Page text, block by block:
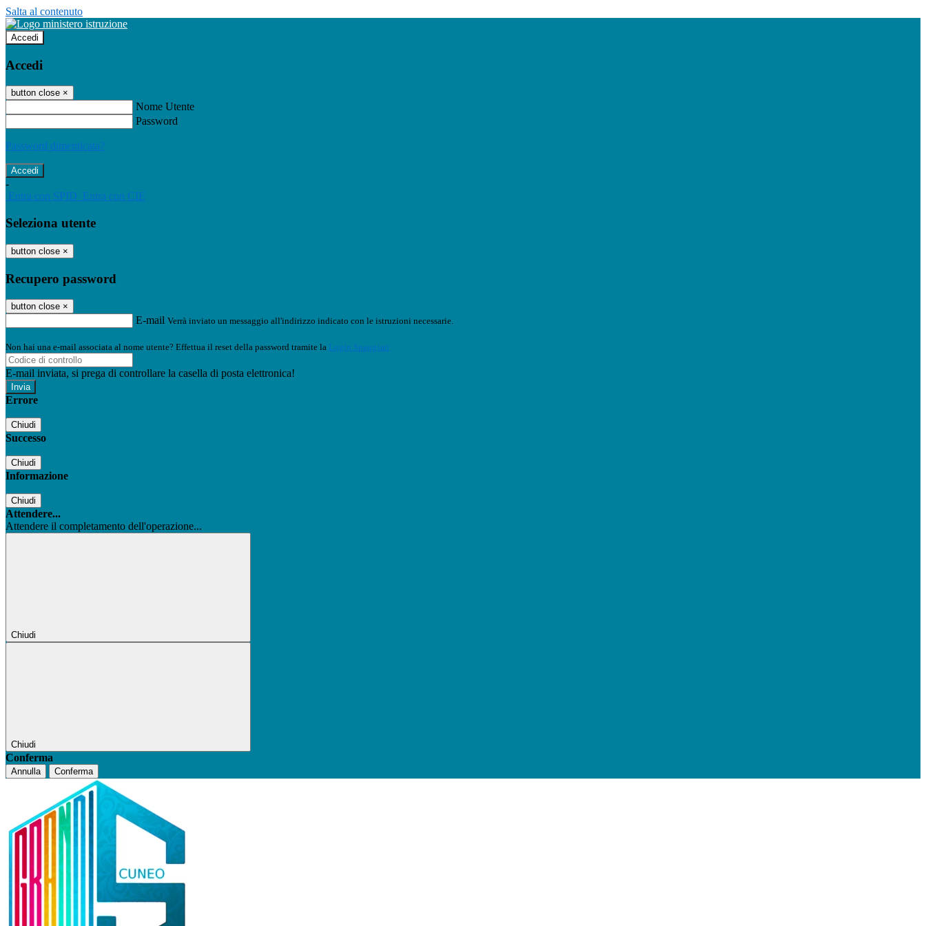
Salta al contenuto
Accedi
Accedi
button close ×
Nome Utente
Password
Password dimenticata?
-
Entra con SPID Entra con CIE
Seleziona utente
button close ×
Recupero password
button close ×
E-mail Verrà inviato un messaggio all'indirizzo indicato con le istruzioni necessarie.
Non hai una e-mail associata al nome utente? Effettua il reset della password tramite la Login Spaggiari
E-mail inviata, si prega di controllare la casella di posta elettronica!
Errore
Chiudi
Successo
Chiudi
Informazione
Chiudi
Attendere...
Attendere il completamento dell'operazione...
Chiudi
Chiudi
Conferma
Annulla Conferma